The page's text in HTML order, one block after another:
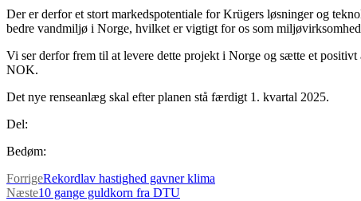
Der er derfor et stort markedspotentiale for Krügers løsninger og
bedre vandmiljø i Norge, hvilket er vigtigt for os som
Vi ser derfor frem til at levere dette projekt i Norge og sætte et
NOK.
Det nye renseanlæg skal efter planen stå færdigt 1. kvartal 2025.
Del:
Bedøm:
ForrigeRekordlav hastighed gavner klima
Næste10 gange guldkorn fra DTU